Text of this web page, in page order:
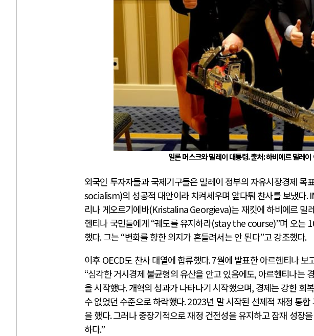
일론 머스크와 밀레이 대통령.출처:하비에르 밀레이
외국인 투자자들과 국제기구들은 밀레이 정부의 자유시장경제 목
socialism)의 성공적 대안이라 치켜세우며 앞다퉈 찬사를 보냈다.
리나 게오르기에바(Kristalina Georgieva)는 재킷에 하비에르 밀
헨티나 국민들에게 “궤도를 유지하라(stay the course)”며 오는
했다.그는“변화를 향한 의지가 흔들려서는 안 된다”고 강조했다.
이후 OECD도 찬사 대열에 합류했다. 7월에 발표한 아르헨티나 보
“심각한 거시경제 불균형의 유산을 안고 있음에도, 아르헨티나는
을 시작했다.개혁의 성과가 나타나기 시작했으며, 경제는 강한 회
수 없었던 수준으로 하락했다. 2023년 말 시작된 선제적 재정 통
을 했다.그러나 중장기적으로 재정 건전성을 유지하고 잠재 성장
하다.”